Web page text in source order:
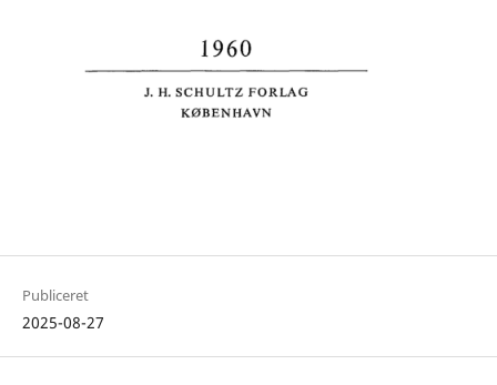
Publiceret
2025-08-27